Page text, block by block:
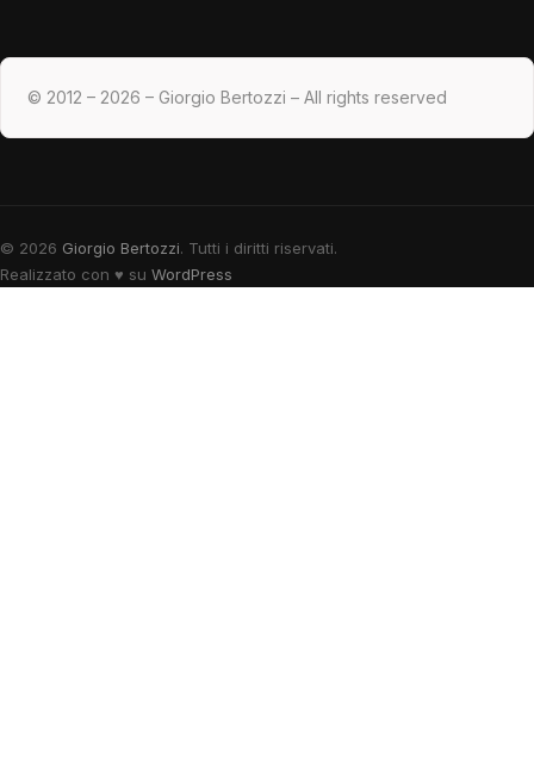
© 2012 – 2026 – Giorgio Bertozzi – All rights reserved
© 2026 Giorgio Bertozzi. Tutti i diritti riservati.
Realizzato con ♥ su WordPress